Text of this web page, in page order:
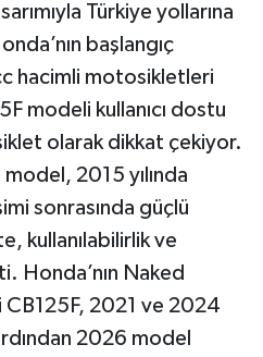
Türkiye yollarına
başlangıç
hacimli motosikletleri
modeli kullanıcı dostu
olarak dikkat çekiyor.
2015 yılında
sonrasında güçlü
kullanılabilirlik ve
Honda’nın Naked
2021 ve 2024
2026 model